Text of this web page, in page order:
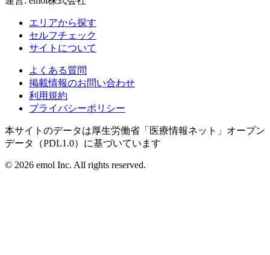
エリアから探す
セルフチェック
サイトについて
よくある質問
掲載情報のお問い合わせ
利用規約
プライバシーポリシー
本サイトのデータは厚生労働省「医療情報ネット」オープン
データ（PDL1.0）に基づいています
© 2026 emol Inc. All rights reserved.